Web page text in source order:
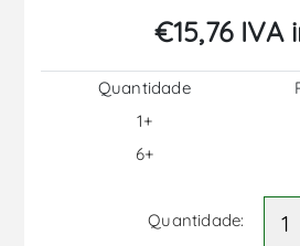
€15,76 IVA
Quantidade
1+
6+
Quantidade: